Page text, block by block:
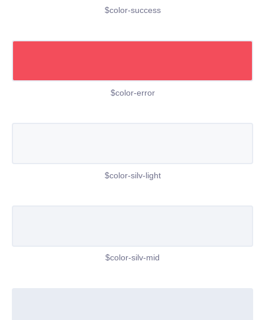
$color-success
$color-error
$color-silv-light
$color-silv-mid